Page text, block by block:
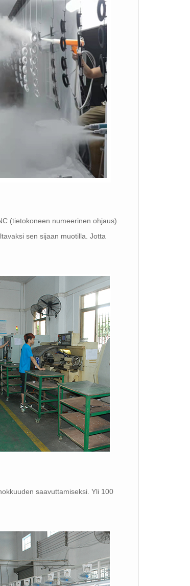
(tietokoneen numeerinen ohjaus)
sen sijaan muotilla. Jotta
saavuttamiseksi. Yli 100